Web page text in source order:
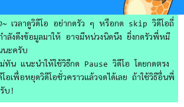
~เวลาดูวิดีโอ อย่ากดรัว ๆ หรือกด skip วิดีโอถี่
ลังดึงข้อมูลมาให้ อาจมีหน่วงนิดนึง ยิ่งกดรัวพี่หมี
นะครับ
ม่ทัน แนะนำให้ใช้วิธีกด Pause วิดีโอ โดยกดตรง
อเพื่อหยุดวิดีโอชั่วคราวแล้วจดได้เลย ถ้าใช้วิธีอื่นพี่
บ!